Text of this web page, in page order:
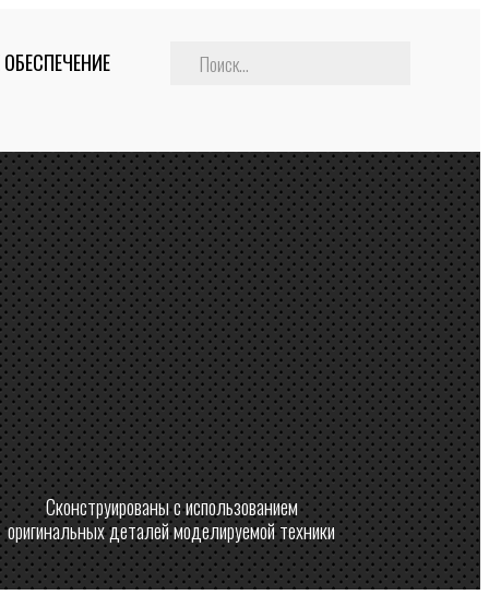
Сконструированы с использованием
оригинальных деталей моделируемой техники